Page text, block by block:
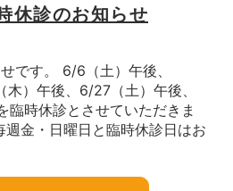
休診のお知らせ
です。 6/6（土）午後、
）午後、6/27（土）午後、
時休診とさせていただきま
金・日曜日と臨時休診日はお